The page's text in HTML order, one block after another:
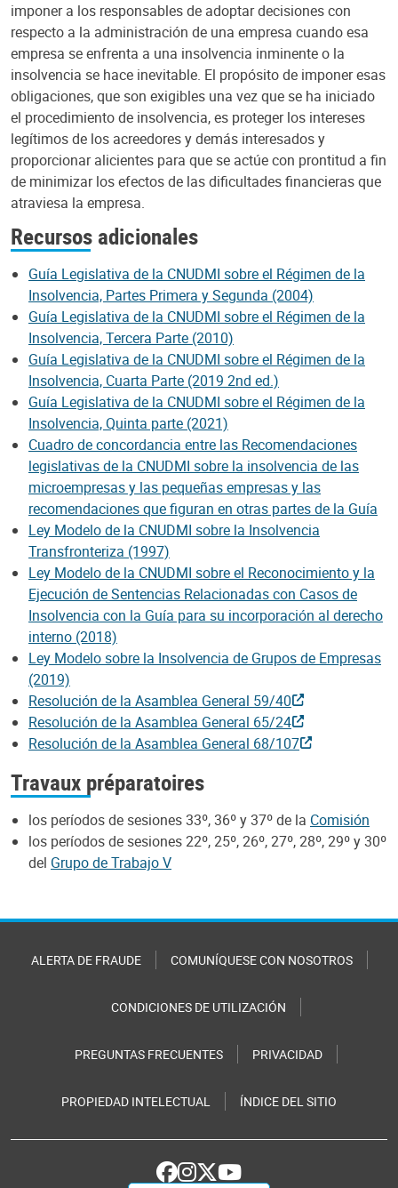
imponer a los responsables de adoptar decisiones con
respecto a la administración de una empresa cuando esa
empresa se enfrenta a una insolvencia inminente o la
insolvencia se hace inevitable. El propósito de imponer esas
obligaciones, que son exigibles una vez que se ha iniciado
el procedimiento de insolvencia, es proteger los intereses
legítimos de los acreedores y demás interesados y
proporcionar alicientes para que se actúe con prontitud a fin
de minimizar los efectos de las dificultades financieras que
atraviesa la empresa.
Recursos adicionales
Guía Legislativa de la CNUDMI sobre el Régimen de la
Insolvencia, Partes Primera y Segunda (2004)
Guía Legislativa de la CNUDMI sobre el Régimen de la
Insolvencia, Tercera Parte (2010)
Guía Legislativa de la CNUDMI sobre el Régimen de la
Insolvencia, Cuarta Parte (2019 2nd ed.)
Guía Legislativa de la CNUDMI sobre el Régimen de la
Insolvencia, Quinta parte (2021)
Cuadro de concordancia entre las Recomendaciones
legislativas de la CNUDMI sobre la insolvencia de las
microempresas y las pequeñas empresas y las
recomendaciones que figuran en otras partes de la Guía
Ley Modelo de la CNUDMI sobre la Insolvencia
Transfronteriza (1997)
Ley Modelo de la CNUDMI sobre el Reconocimiento y la
Ejecución de Sentencias Relacionadas con Casos de
Insolvencia con la Guía para su incorporación al derecho
interno (2018)
Ley Modelo sobre la Insolvencia de Grupos de Empresas
(2019)
Resolución de la Asamblea General 59/40
Resolución de la Asamblea General 65/24
Resolución de la Asamblea General 68/107
Travaux préparatoires
los períodos de sesiones 33º, 36º y 37º de la Comisión
los períodos de sesiones 22º, 25º, 26º, 27º, 28º, 29º y 30º
del Grupo de Trabajo V
ALERTA DE FRAUDE COMUNÍQUESE CON NOSOTROS
CONDICIONES DE UTILIZACIÓN
PREGUNTAS FRECUENTES PRIVACIDAD
PROPIEDAD INTELECTUAL ÍNDICE DEL SITIO